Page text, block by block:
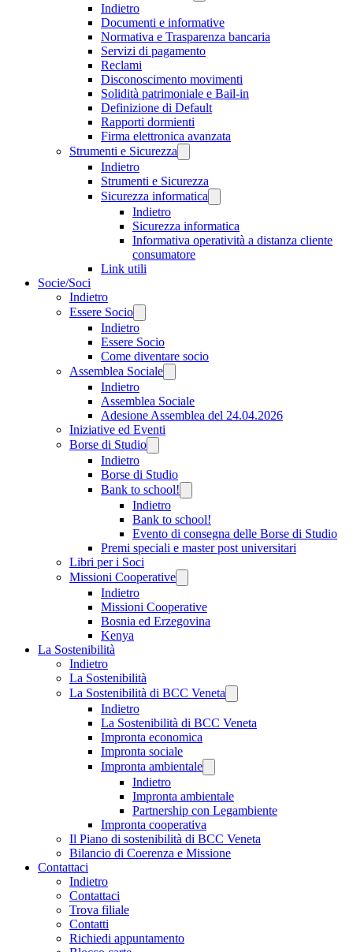
Indietro
Documenti e informative
Normativa e Trasparenza bancaria
Servizi di pagamento
Reclami
Disconoscimento movimenti
Solidità patrimoniale e Bail-in
Definizione di Default
Rapporti dormienti
Firma elettronica avanzata
Strumenti e Sicurezza
Indietro
Strumenti e Sicurezza
Sicurezza informatica
Indietro
Sicurezza informatica
Informativa operatività a distanza cliente
consumatore
Link utili
Socie/Soci
Indietro
Essere Socio
Indietro
Essere Socio
Come diventare socio
Assemblea Sociale
Indietro
Assemblea Sociale
Adesione Assemblea del 24.04.2026
Iniziative ed Eventi
Borse di Studio
Indietro
Borse di Studio
Bank to school!
Indietro
Bank to school!
Evento di consegna delle Borse di Studio
Premi speciali e master post universitari
Libri per i Soci
Missioni Cooperative
Indietro
Missioni Cooperative
Bosnia ed Erzegovina
Kenya
La Sostenibilità
Indietro
La Sostenibilità
La Sostenibilità di BCC Veneta
Indietro
La Sostenibilità di BCC Veneta
Impronta economica
Impronta sociale
Impronta ambientale
Indietro
Impronta ambientale
Partnership con Legambiente
Impronta cooperativa
Il Piano di sostenibilità di BCC Veneta
Bilancio di Coerenza e Missione
Contattaci
Indietro
Contattaci
Trova filiale
Contatti
Richiedi appuntamento